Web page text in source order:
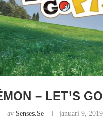
– LET’S
av Senses.se januari 9, 2019